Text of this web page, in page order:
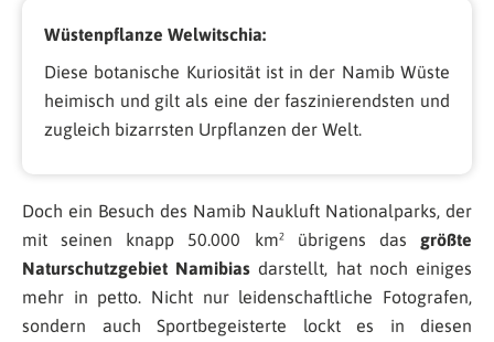
Wüstenpflanze Welwitschia:
Diese botanische Kuriosität ist in der Namib Wüste
heimisch und gilt als eine der faszinierendsten und
zugleich bizarrsten Urpflanzen der Welt.
Doch ein Besuch des Namib Naukluft Nationalparks, der
mit seinen knapp 50.000 km² übrigens das größte
Naturschutzgebiet Namibias darstellt, hat noch einiges
mehr in petto. Nicht nur leidenschaftliche Fotografen,
sondern auch Sportbegeisterte lockt es in diesen